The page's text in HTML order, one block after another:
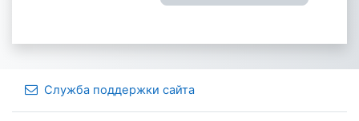
Служба поддержки сайта